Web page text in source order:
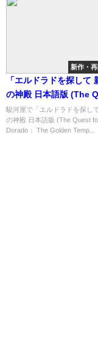
新作・
「エルドラドを探して
の神殿 日本語版 (The
El Dorado： The
Temples)」の概略と予
駿河屋で「エルドラドを探し
の神殿 日本語版 (The Quest
Dorado： The Golden Temp...